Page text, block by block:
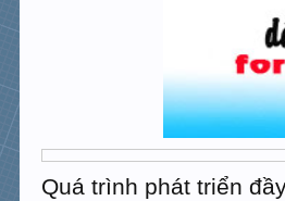
Quá trình phát triển